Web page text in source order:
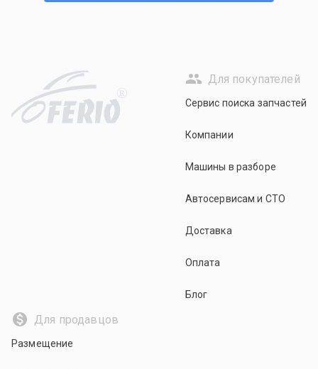
R
Для покупателей
Сервис поиска запчастей
Компании
Машины в разборе
Автосервисам и СТО
Доставка
Оплата
Блог
Для продавцов
Размещение